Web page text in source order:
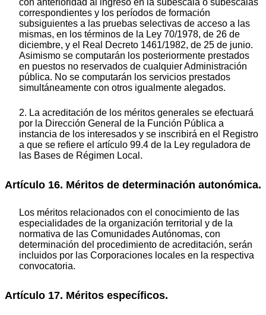
correspondientes y los períodos de formación
subsiguientes a las pruebas selectivas de acceso a las
mismas, en los términos de la Ley 70/1978, de 26 de
diciembre, y el Real Decreto 1461/1982, de 25 de junio.
Asimismo se computarán los posteriormente prestados
en puestos no reservados de cualquier Administración
pública. No se computarán los servicios prestados
simultáneamente con otros igualmente alegados.
2. La acreditación de los méritos generales se efectuará
por la Dirección General de la Función Pública a
instancia de los interesados y se inscribirá en el Registro
a que se refiere el artículo 99.4 de la Ley reguladora de
las Bases de Régimen Local.
Artículo 16. Méritos de determinación autonómica.
Los méritos relacionados con el conocimiento de las
especialidades de la organización territorial y de la
normativa de las Comunidades Autónomas, con
determinación del procedimiento de acreditación, serán
incluidos por las Corporaciones locales en la respectiva
convocatoria.
Artículo 17. Méritos específicos.